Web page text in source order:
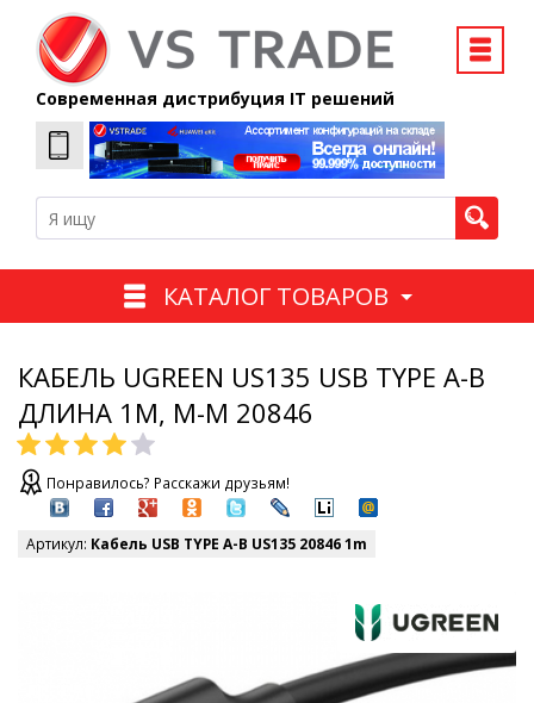
Современная дистрибуция IT решений
КАТАЛОГ ТОВАРОВ
КАБЕЛЬ UGREEN US135 USB TYPE A-B
ДЛИНА 1М, M-M 20846
Понравилось? Расскажи друзьям!
Артикул: Кабель USB TYPE A-B US135 20846 1m